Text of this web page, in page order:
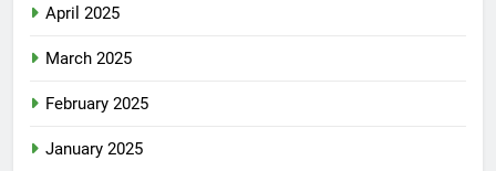
April 2025
March 2025
February 2025
January 2025